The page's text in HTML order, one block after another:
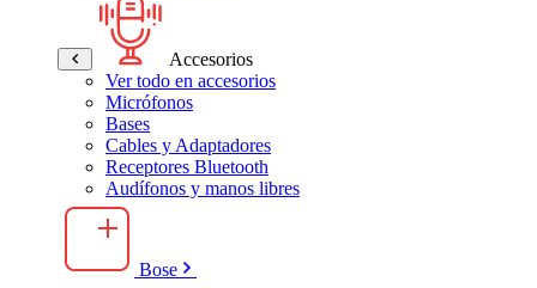
Accesorios
Ver todo en accesorios
Micrófonos
Bases
Cables y Adaptadores
Receptores Bluetooth
Audífonos y manos libres
Bose